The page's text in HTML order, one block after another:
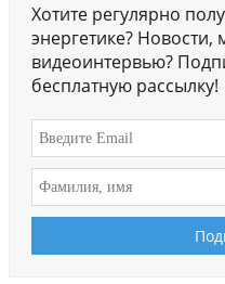
Хотите регулярно
энергетике? Новости,
видеоинтервью?
бесплатную рассылку!